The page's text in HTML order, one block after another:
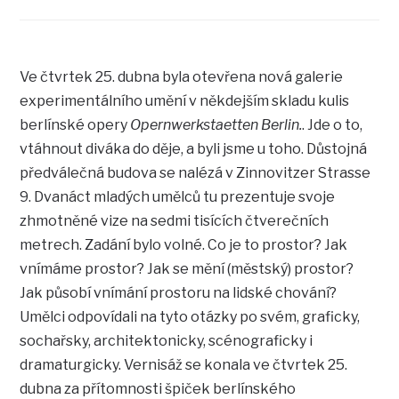
Ve čtvrtek 25. dubna byla otevřena nová galerie
experimentálního umění v někdejším skladu kulis
berlínské opery Opernwerkstaetten Berlin.. Jde o to,
vtáhnout diváka do děje, a byli jsme u toho. Důstojná
předválečná budova se nalézá v Zinnovitzer Strasse
9. Dvanáct mladých umělců tu prezentuje svoje
zhmotněné vize na sedmi tisících čtverečních
metrech. Zadání bylo volné. Co je to prostor? Jak
vnímáme prostor? Jak se mění (městský) prostor?
Jak působí vnímání prostoru na lidské chování?
Umělci odpovídali na tyto otázky po svém, graficky,
sochařsky, architektonicky, scénograficky i
dramaturgicky. Vernisáž se konala ve čtvrtek 25.
dubna za přítomnosti špiček berlínského